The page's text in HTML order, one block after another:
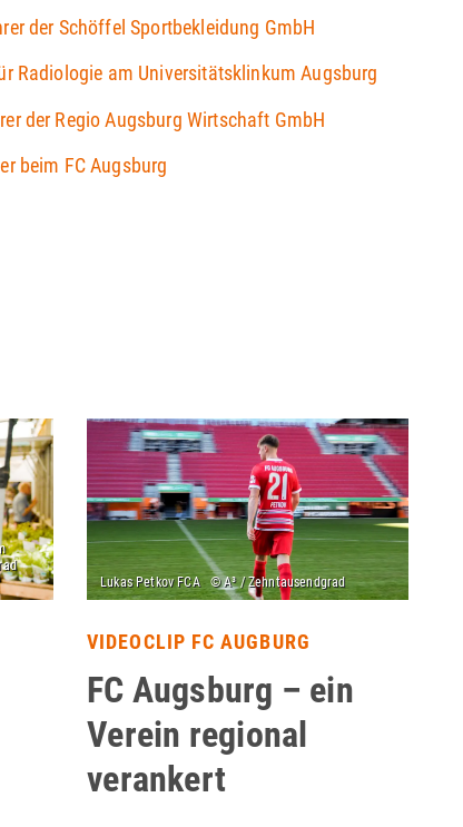
der Schöffel Sportbekleidung GmbH
Radiologie am Universitätsklinkum Augsburg
der Regio Augsburg Wirtschaft GmbH
beim FC Augsburg
VIDEOCLIP FC AUGBURG
FC Augsburg – ein
Verein regional
verankert